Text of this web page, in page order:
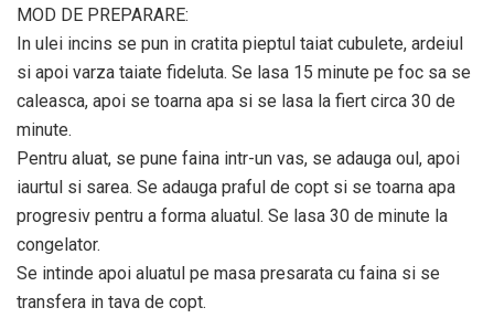
MOD DE PREPARARE:
In ulei incins se pun in cratita pieptul taiat cubulete, ardeiul
si apoi varza taiate fideluta. Se lasa 15 minute pe foc sa se
caleasca, apoi se toarna apa si se lasa la fiert circa 30 de
minute.
Pentru aluat, se pune faina intr-un vas, se adauga oul, apoi
iaurtul si sarea. Se adauga praful de copt si se toarna apa
progresiv pentru a forma aluatul. Se lasa 30 de minute la
congelator.
Se intinde apoi aluatul pe masa presarata cu faina si se
transfera in tava de copt.